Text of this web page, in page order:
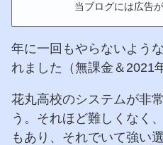
当ブログには広告
年に一回もやらないよう
れました（無課金＆2021
花丸高校のシステムが非
う。それほど難しくなく
もあり、それでいて強い